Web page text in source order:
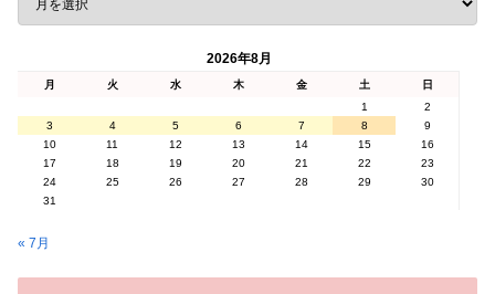
2026年8月
月 火 水 木 金 土
日
1
2
3
4 5 6 7 8
9
10
11 12 13 14 15
16
17
18 19 20 21 22
23
24
25 26 27 28 29
30
31
« 7月